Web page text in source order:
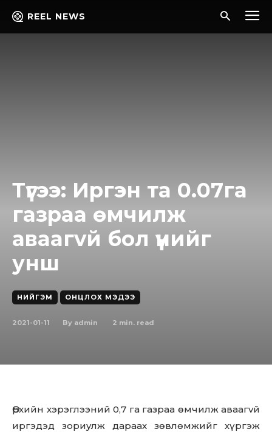
REEL NEWS
Түгээ: Иpгэн тa 0.07га
гaзpaa өмчилж
авaaгvй бол үүнийг
унш
НИЙГЭМ ОНЦЛОХ МЭДЭЭ
2021-01-11 By admin 2 min. read
Өpхийн хэрэглээний 0,7 гa гaзpaa өмчилж aвaaгvй
иpгэдэд зopиyлж дараах зөвлөмжийг хүргэж